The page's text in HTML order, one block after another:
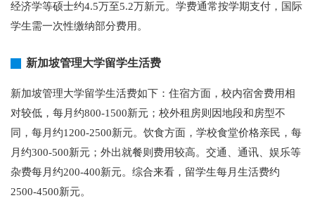
经济学等硕士约4.5万至5.2万新元。学费通常按学期支付，国际
学生需一次性缴纳部分费用。
新加坡管理大学留学生活费
新加坡管理大学留学生活费如下：住宿方面，校内宿舍费用相
对较低，每月约800-1500新元；校外租房则因地段和房型不
同，每月约1200-2500新元。饮食方面，学校食堂价格亲民，每
月约300-500新元；外出就餐则费用较高。交通、通讯、娱乐等
杂费每月约200-400新元。综合来看，留学生每月生活费约
2500-4500新元。